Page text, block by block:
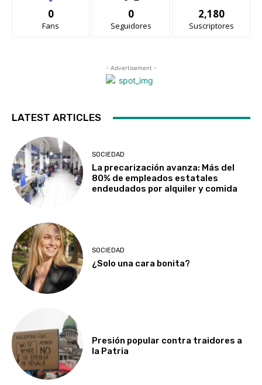
0
Fans
0
Seguidores
2,180
Suscriptores
- Advertisement -
LATEST ARTICLES
SOCIEDAD
La precarización avanza: Más del
80% de empleados estatales
endeudados por alquiler y comida
SOCIEDAD
¿Solo una cara bonita?
Presión popular contra traidores a
la Patria